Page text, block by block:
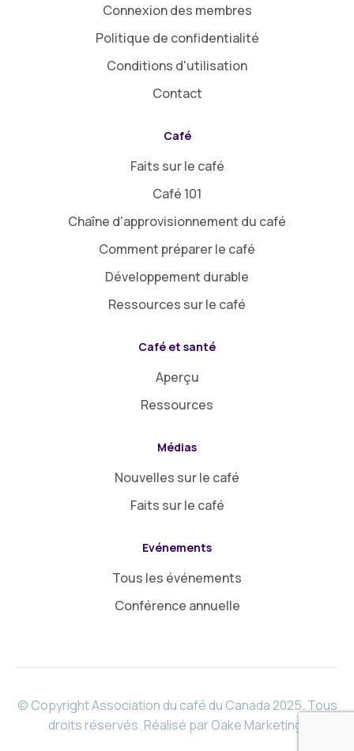
Connexion des membres
Politique de confidentialité
Conditions d'utilisation
Contact
Café
Faits sur le café
Café 101
Chaîne d'approvisionnement du café
Comment préparer le café
Développement durable
Ressources sur le café
Café et santé
Aperçu
Ressources
Médias
Nouvelles sur le café
Faits sur le café
Evénements
Tous les événements
Conférence annuelle
© Copyright Association du café du Canada 2025. Tous
droits réservés. Réalisé par Oake Marketing